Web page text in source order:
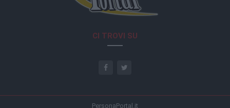
CI TROVI SU
PersonaPortal.it